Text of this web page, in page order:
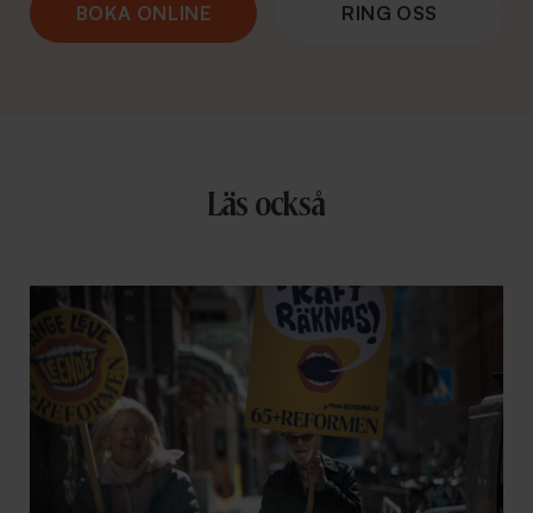
BOKA ONLINE RING OSS
Läs också